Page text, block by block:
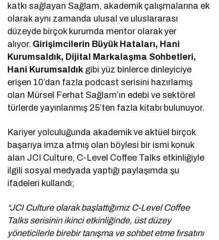
katkı sağlayan Sağlam, akademik çalışmalarına ek
olarak aynı zamanda ulusal ve uluslararası
düzeyde birçok kurumda mentor olarak yer
alıyor. Girişimcilerin Büyük Hataları, Hani
Kurumsaldık, Dijital Markalaşma Sohbetleri,
Hani Kurumsaldık gibi yüz binlerce dinleyiciye
erişen 10’dan fazla podcast serisini hazırlamış
olan Mürsel Ferhat Sağlam’ın edebi ve sektörel
türlerde yayınlanmış 25’ten fazla kitabı bulunuyor.
Kariyer yolculuğunda akademik ve aktüel birçok
başarıya imza atmış olan böylesi bir ismi konuk
alan JCI Culture, C-Level Coffee Talks etkinliğiyle
ilgili sosyal medyada yaptığı paylaşımda şu
ifadeleri kullandı;
“JCI Culture olarak başlattığımız C-Level Coffee
Talks serisinin ikinci etkinliğinde, üst düzey
yöneticilerle birebir tanışma ve sohbet etme fırsatını